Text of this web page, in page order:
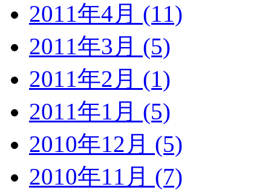
2011年4月 (11)
2011年3月 (5)
2011年2月 (1)
2011年1月 (5)
2010年12月 (5)
2010年11月 (7)